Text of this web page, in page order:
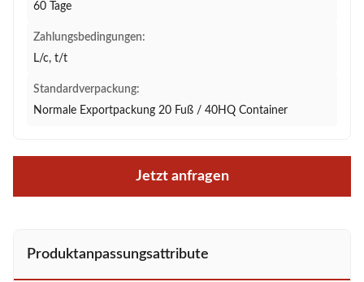
60 Tage
Zahlungsbedingungen:
L/c, t/t
Standardverpackung:
Normale Exportpackung 20 Fuß / 40HQ Container
Jetzt anfragen
Produktanpassungsattribute